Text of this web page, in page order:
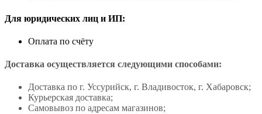
Для юридических лиц и ИП:
Оплата по счёту
Доставка осуществляется следующими способами:
Доставка по г. Уссурийск, г. Владивосток, г. Хабаровск;
Курьерская доставка;
Самовывоз по адресам магазинов;